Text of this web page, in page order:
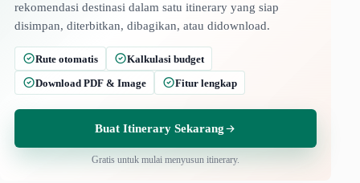
rekomendasi destinasi dalam satu itinerary yang siap
disimpan, diterbitkan, dibagikan, atau didownload.
Rute otomatis
Kalkulasi budget
Download PDF & Image
Fitur lengkap
Buat Itinerary Sekarang
Gratis untuk mulai menyusun itinerary.